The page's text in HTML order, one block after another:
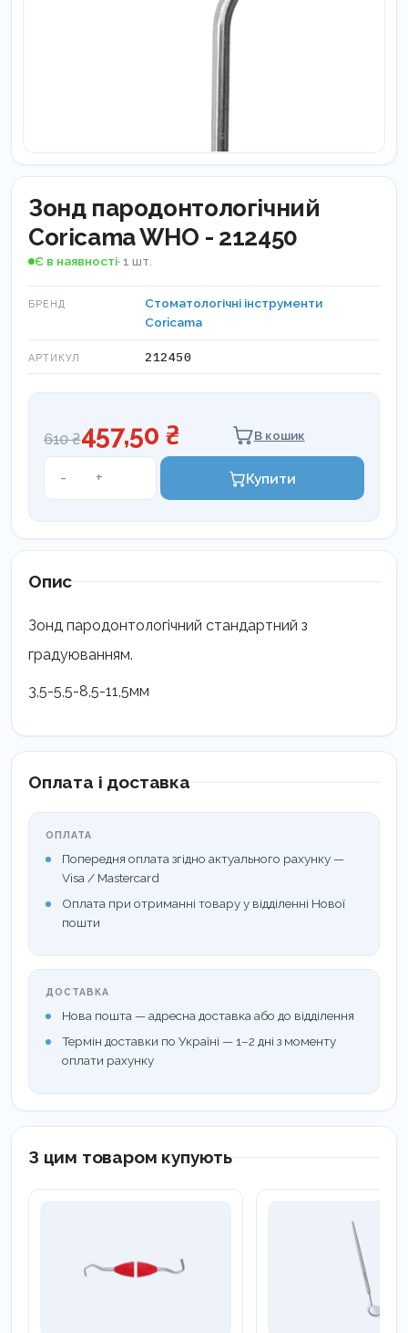
Зонд пародонтологічний
Coricama WHO - 212450
Є в наявності· 1 шт.
БРЕНД
Стоматологічні інструменти
Coricama
АРТИКУЛ 212450
610 ₴457,50 ₴ В кошик
-
Зонд
пародонтологічний
кількість
+ Купити
Опис
Зонд пародонтологічний стандартний з
градуюванням.
3,5-5,5-8,5-11,5мм
Оплата і доставка
ОПЛАТА
Попередня оплата згідно актуального рахунку —
Visa / Mastercard
Оплата при отриманні товару у відділенні Нової
пошти
ДОСТАВКА
Нова пошта — адресна доставка або до відділення
Термін доставки по Україні — 1–2 дні з моменту
оплати рахунку
З цим товаром купують